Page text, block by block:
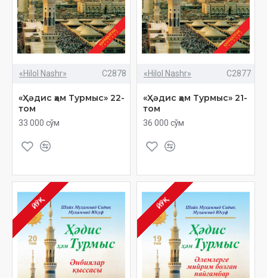
«Hilol Nashr» C2878
«Ҳәдис ҳәм Турмыс» 22-
том
33 000 сўм
«Hilol Nashr» C2877
«Ҳәдис ҳәм Турмыс» 21-
том
36 000 сўм
ЙЎҚ ЙЎҚ